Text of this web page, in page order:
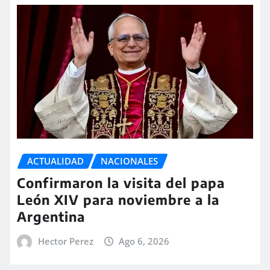
ACTUALIDAD NACIONALES
Confirmaron la visita del papa
León XIV para noviembre a la
Argentina
Hector Perez Ago 6, 2026